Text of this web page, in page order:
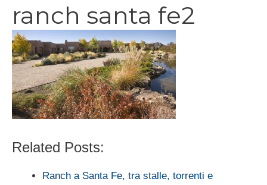
ranch santa fe2
Related Posts:
Ranch a Santa Fe, tra stalle, torrenti e